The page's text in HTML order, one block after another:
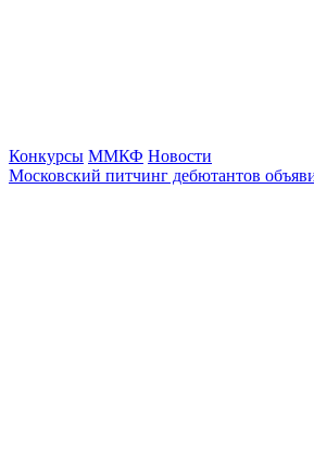
Конкурсы ММКФ Новости
Московский питчинг дебютантов